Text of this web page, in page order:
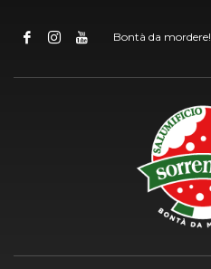
Bontà da mordere!